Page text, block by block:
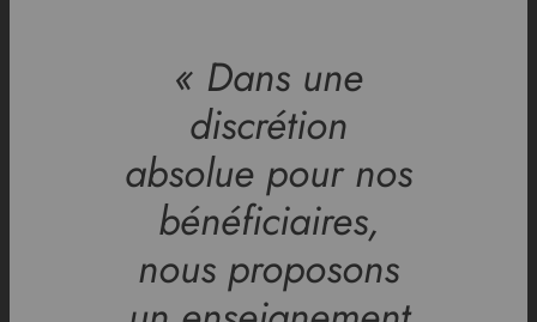
« Dans une
discrétion
absolue pour nos
bénéficiaires,
nous proposons